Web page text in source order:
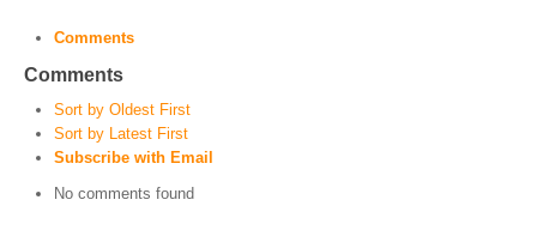
Comments
Comments
Sort by Oldest First
Sort by Latest First
Subscribe with Email
No comments found